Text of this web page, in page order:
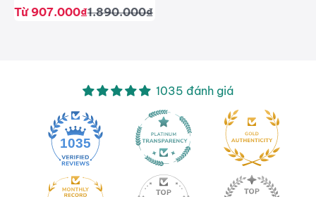
Giá giảm
Từ 907.000₫Giá thông thường
1.890.000₫
1035 đánh giá
1035